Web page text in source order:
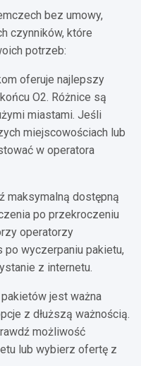
bez umowy,
czynników, które
potrzeb:
oferuje najlepszy
O2. Różnice są
miastami. Jeśli
miejscowościach lub
w operatora
maksymalną dostępną
po przekroczeniu
operatorzy
wyczerpaniu pakietu,
z internetu.
jest ważna
z dłuższą ważnością.
możliwość
lub wybierz ofertę z